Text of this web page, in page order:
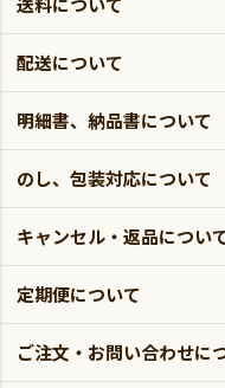
配送について
明細書、納品書について
のし、包装対応について
キャンセル・返品につい
定期便について
ご注文・お問い合わせに